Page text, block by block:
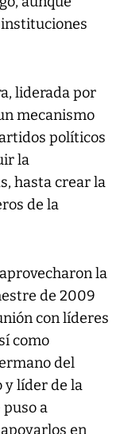
liderada por
mecanismo
políticos
la
hasta crear la
de la
la
de 2009
con líderes
como
del
y líder de la
a
en